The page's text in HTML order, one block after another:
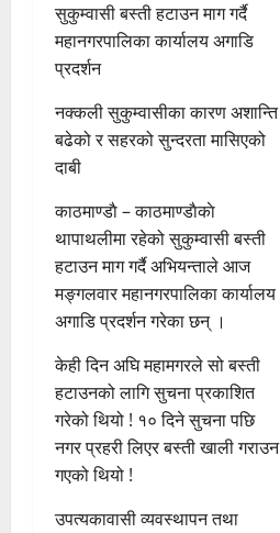
सुकुम्वासी बस्ती हटाउन माग गर्दै
महानगरपालिका कार्यालय अगाडि
प्रदर्शन
नक्कली सुकुम्वासीका कारण अशान्ति
बढेको र सहरको सुन्दरता मासिएको
दाबी
काठमाण्डाै – काठमाण्डाैकाे
थापाथलीमा रहेको सुकुम्वासी बस्ती
हटाउन माग गर्दै अभियन्ताले आज
मङ्गलवार महानगरपालिका कार्यालय
अगाडि प्रदर्शन गरेका छन् ।
केही दिन अघि महामगरले सो बस्ती
हटाउनको लागि सुचना प्रकाशित
गरेको थियो ! १० दिने सुचना पछि
नगर प्रहरी लिएर बस्ती खाली गराउन
गएको थियो !
उपत्यकावासी व्यवस्थापन तथा